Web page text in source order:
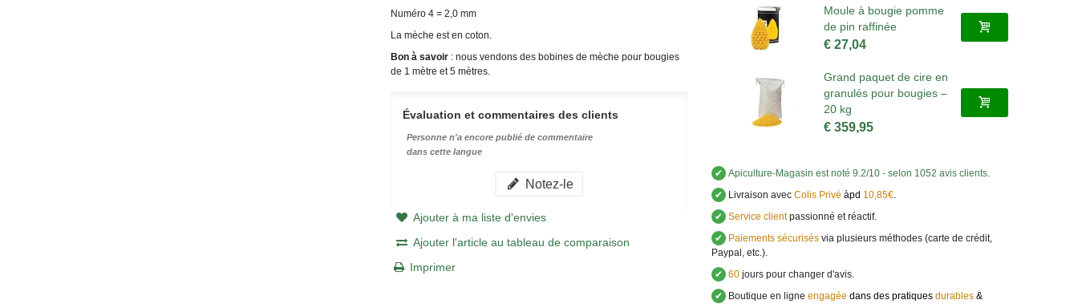
Numéro 4 = 2,0 mm
La mèche est en coton.
Bon à savoir: nous vendons des bobines de mèche pour bougies
de 1 mètre et 5 mètres.
Évaluation et commentaires des clients
Personne n'a encore publié de commentaire
dans cette langue
Notez-le
Ajouter à ma liste d'envies
Ajouter l'article au tableau de comparaison
Imprimer
Moule à bougie pomme
de pin raffinée
€ 27,04
Grand paquet de cire en
granulés pour bougies –
20 kg
€ 359,95
✔ Apiculture-Magasin est noté 9.2/10 - selon 1052 avis clients.
✔ Livraison avecColis Privé àpd 10,85€.
✔ Service clientpassionné et réactif.
✔ Paiements sécurisésvia plusieurs méthodes (carte de crédit,
Paypal, etc.).
✔ 60jours pour changer d'avis.
✔ Boutique en ligne engagée dans des pratiques durables&